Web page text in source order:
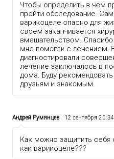
Чтобы определить в чем
пройти обследование.
варикоцеле опасно для
своем заканчивается
вмешательством.
мне помогли с лечением.
диагностировали
лечение заключалось в
дома. Буду
друзьям и знакомым.
Андрей Румянцев 12 сентября 20:34
Как можно защитить себя
как варикоцеле???